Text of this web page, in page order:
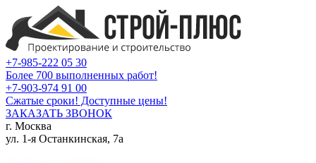
+7-985-222 05 30
Более 700 выполненных работ!
+7-903-974 91 00
Сжатые сроки! Доступные цены!
ЗАКАЗАТЬ ЗВОНОК
г. Москва
ул. 1-я Останкинская, 7а